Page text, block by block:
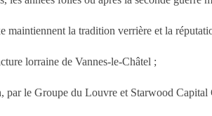
maintiennent la tradition verrière et la
lorraine de Vannes-le-Châtel ;
par le Groupe du Louvre et Starwood Capital